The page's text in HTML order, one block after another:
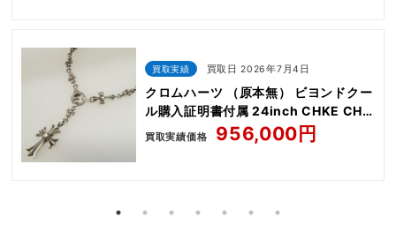
買取実績 買取日 2026年7月4日
クロムハーツ （原本無） ビヨンドクー
ル購入証明書付属 24inch CHKE CHN
TNYE W CH CRS
買取実績価格 956,000円